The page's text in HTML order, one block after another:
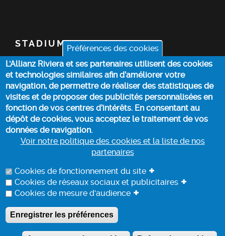
Préférences des cookies
L'Allianz Riviera et ses partenaires utilisent des cookies
et technologies similaires afin d’améliorer votre
navigation, de permettre de réaliser des statistiques de
visites et de proposer des publicités personnalisées en
fonction de vos centres d’intérêts. En consentant au
dépôt de cookies, vous acceptez le traitement de vos
données de navigation.
Voir notre politique des cookies et la liste de nos
partenaires
Cookies de fonctionnement du site +
Cookies de réseaux sociaux et publicitaires +
Cookies de mesure d'audience +
Enregistrer les préférences
STADIUM
TICKETS
TOP STORIES
PRACTICAL INFO
DATA PROCESSING INFORMATION